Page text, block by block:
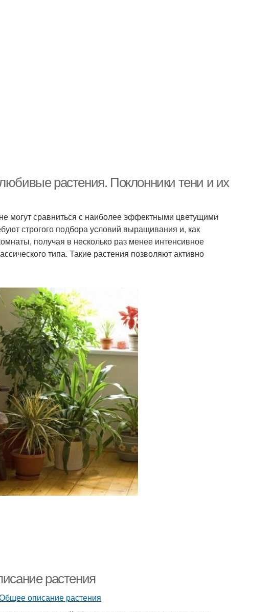
растения. Поклонники тени и их
могут сравниться с наиболее эффектными цветущими
строгого подбора условий выращивания и, как
получая в несколько раз менее интенсивное
типа. Такие растения позволяют активно
растения